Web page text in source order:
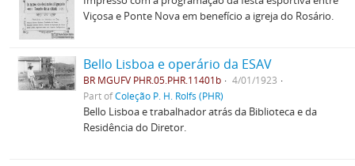
Viçosa e Ponte Nova em benefício a igreja do Rosário.
Bello Lisboa e operário da ESAV
BR MGUFV PHR.05.PHR.11401b
4/01/1923
Part ofColeção P. H. Rolfs (PHR)
Bello Lisboa e trabalhador atrás da Biblioteca e da
Residência do Diretor.